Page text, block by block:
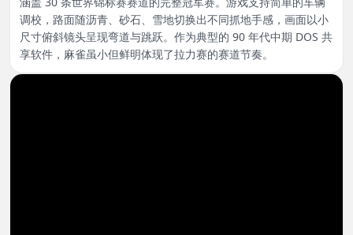
调校，路面随沥青、砂石、雪地切换出不同抓地手感，画面以小
尺寸俯斜镜头呈现弯道与跳跃。作为典型的 90 年代中期 DOS 共
享软件，麻雀虽小但鲜明体现了拉力赛的赛道节奏。